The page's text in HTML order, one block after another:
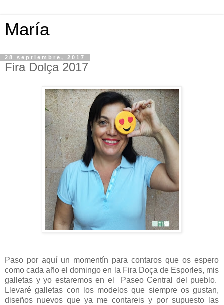
María
28 septiembre, 2017
Fira Dolça 2017
Paso por aquí un momentín para contaros que os espero
como cada año el domingo en la Fira Doça de Esporles, mis
galletas y yo estaremos en el Paseo Central del pueblo.
Llevaré galletas con los modelos que siempre os gustan,
diseños nuevos que ya me contareis y por supuesto las